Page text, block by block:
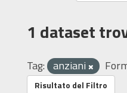
1 dataset
Tag: anziani
Risultato del Filtro